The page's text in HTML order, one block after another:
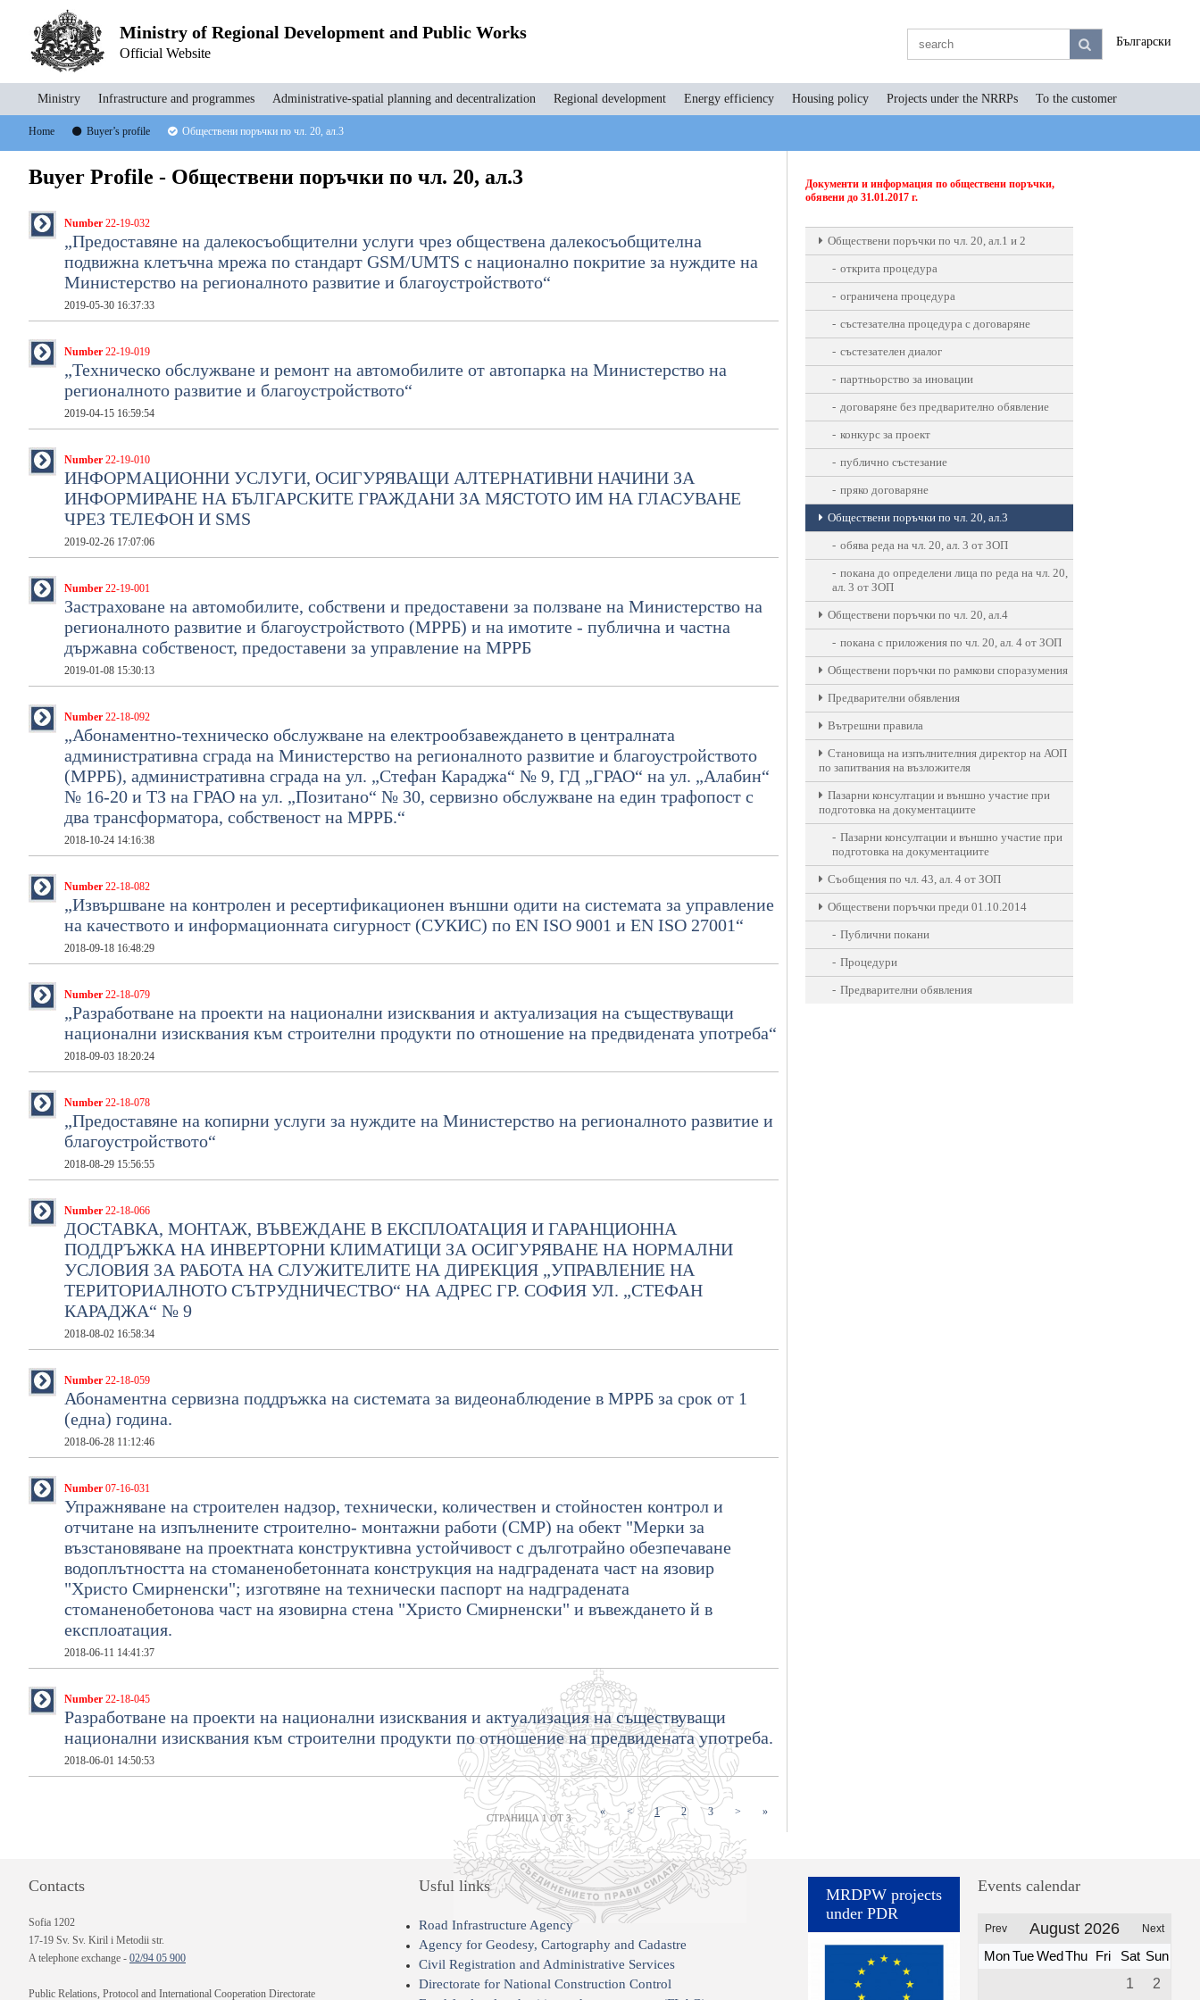
Ministry of Regional Development and Public Works
Official Website
Български
Ministry Infrastructure and programmes Administrative-spatial planning and decentralization Regional development Energy efficiency Housing policy Projects under the NRRPs To the customer
Home Buyer’s profile Oбществени поръчки по чл. 20, ал.3
Buyer Profile - Oбществени поръчки по чл. 20, ал.3
Number 22-19-032
„Предоставяне на далекосъобщителни услуги чрез обществена далекосъобщителна
подвижна клетъчна мрежа по стандарт GSM/UMTS с национално покритие за нуждите на
Министерство на регионалното развитие и благоустройството“
2019-05-30 16:37:33
Number 22-19-019
„Техническо обслужване и ремонт на автомобилите от автопарка на Министерство на
регионалното развитие и благоустройството“
2019-04-15 16:59:54
Number 22-19-010
ИНФОРМАЦИОННИ УСЛУГИ, ОСИГУРЯВАЩИ АЛТЕРНАТИВНИ НАЧИНИ ЗА
ИНФОРМИРАНЕ НА БЪЛГАРСКИТЕ ГРАЖДАНИ ЗА МЯСТОТО ИМ НА ГЛАСУВАНЕ
ЧРЕЗ ТЕЛЕФОН И SMS
2019-02-26 17:07:06
Number 22-19-001
Застраховане на автомобилите, собствени и предоставени за ползване на Министерство на
регионалното развитие и благоустройството (МРРБ) и на имотите - публична и частна
държавна собственост, предоставени за управление на МРРБ
2019-01-08 15:30:13
Number 22-18-092
„Абонаментно-техническо обслужване на електрообзавеждането в централната
административна сграда на Министерство на регионалното развитие и благоустройството
(МРРБ), административна сграда на ул. „Стефан Караджа“ № 9, ГД „ГРАО“ на ул. „Алабин“
№ 16-20 и ТЗ на ГРАО на ул. „Позитано“ № 30, сервизно обслужване на един трафопост с
два трансформатора, собственост на МРРБ.“
2018-10-24 14:16:38
Number 22-18-082
„Извършване на контролен и ресертификационен външни одити на системата за управление
на качеството и информационната сигурност (СУКИС) по EN ISO 9001 и EN ISO 27001“
2018-09-18 16:48:29
Number 22-18-079
„Разработване на проекти на национални изисквания и актуализация на съществуващи
национални изисквания към строителни продукти по отношение на предвидената употреба“
2018-09-03 18:20:24
Number 22-18-078
„Предоставяне на копирни услуги за нуждите на Министерство на регионалното развитие и
благоустройството“
2018-08-29 15:56:55
Number 22-18-066
ДОСТАВКА, МОНТАЖ, ВЪВЕЖДАНЕ В ЕКСПЛОАТАЦИЯ И ГАРАНЦИОННА
ПОДДРЪЖКА НА ИНВЕРТОРНИ КЛИМАТИЦИ ЗА ОСИГУРЯВАНЕ НА НОРМАЛНИ
УСЛОВИЯ ЗА РАБОТА НА СЛУЖИТЕЛИТЕ НА ДИРЕКЦИЯ „УПРАВЛЕНИЕ НА
ТЕРИТОРИАЛНОТО СЪТРУДНИЧЕСТВО“ НА АДРЕС ГР. СОФИЯ УЛ. „СТЕФАН
КАРАДЖА“ № 9
2018-08-02 16:58:34
Number 22-18-059
Абонаментна сервизна поддръжка на системата за видеонаблюдение в МРРБ за срок от 1
(една) година.
2018-06-28 11:12:46
Number 07-16-031
Упражняване на строителен надзор, технически, количествен и стойностен контрол и
отчитане на изпълнените строително- монтажни работи (СМР) на обект "Мерки за
възстановяване на проектната конструктивна устойчивост с дълготрайно обезпечаване
водоплътността на стоманенобетонната конструкция на надградената част на язовир
"Христо Смирненски"; изготвяне на технически паспорт на надградената
стоманенобетонова част на язовирна стена "Христо Смирненски" и въвеждането й в
експлоатация.
2018-06-11 14:41:37
Number 22-18-045
Разработване на проекти на национални изисквания и актуализация на съществуващи
национални изисквания към строителни продукти по отношение на предвидената употреба.
2018-06-01 14:50:53
« < 1(current)
2(current)
3(current)
> »
СТРАНИЦА 1 ОТ 3
Документи и информация по обществени поръчки,
обявени до 31.01.2017 г.
Oбществени поръчки по чл. 20, ал.1 и 2
открита процедура
ограничена процедура
състезателна процедура с договаряне
състезателен диалог
партньорство за иновации
договаряне без предварително обявление
конкурс за проект
публично състезание
пряко договаряне
Oбществени поръчки по чл. 20, ал.3
обява реда на чл. 20, ал. 3 от ЗОП
покана до определени лица по реда на чл. 20,
ал. 3 от ЗОП
Oбществени поръчки по чл. 20, ал.4
покана с приложения по чл. 20, ал. 4 от ЗОП
Обществени поръчки по рамкови споразумения
Предварителни обявления
Вътрешни правила
Становища на изпълнителния директор на АОП
по запитвания на възложителя
Пазарни консултации и външно участие при
подготовка на документациите
Пазарни консултации и външно участие при
подготовка на документациите
Съобщения по чл. 43, ал. 4 от ЗОП
Обществени поръчки преди 01.10.2014
Публични покани
Процедури
Предварителни обявления
Contacts
Sofia 1202
17-19 Sv. Sv. Kiril i Metodii str.
A telephone exchange - 02/94 05 900
Public Relations, Protocol and International Cooperation Directorate
Usful links
Road Infrastructure Agency
Agency for Geodesy, Cartography and Cadastre
Civil Registration and Administrative Services
Directorate for National Construction Control
MRDPW projects
under PDR
Events calendar
Prev August 2026 Next
Mon TueWedThu Fri Sat Sun
1
2